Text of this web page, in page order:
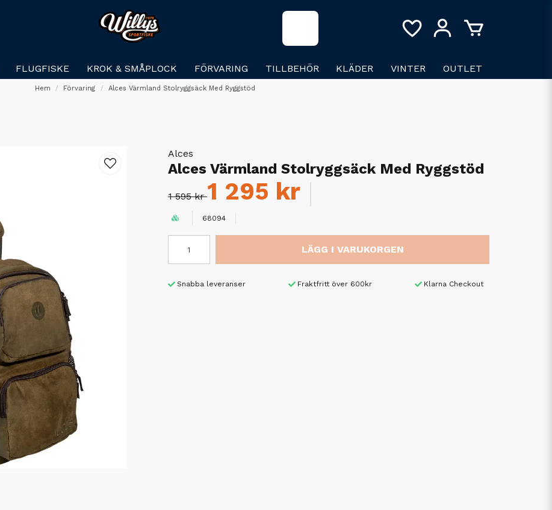
FLUGFISKE KROK & SMÅPLOCK FÖRVARING TILLBEHÖR KLÄDER VINTER OUTLET
Hem Förvaring Alces Värmland Stolryggsäck Med Ryggstöd
Alces
Alces Värmland Stolryggsäck Med Ryggstöd
1 595 kr1 295 kr
68094
LÄGG I VARUKORGEN
Snabba leveranser Fraktfritt över 600kr Klarna Checkout